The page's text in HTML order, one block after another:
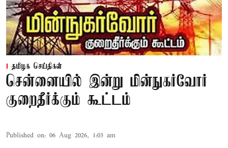
தமிழக செய்திகள்
சென்னையில் இன்று மின்நுகர்வோர்
குறைதீர்க்கும் கூட்டம்
Published on: 06 Aug 2026, 1:03 am